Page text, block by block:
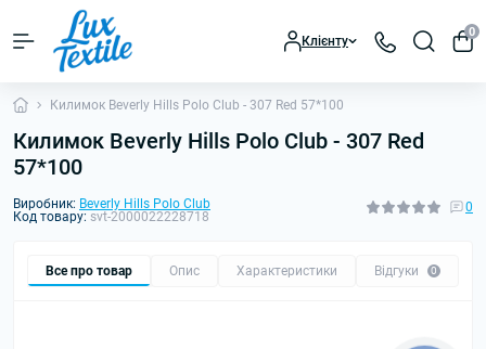
Клієнту
0
Килимок Beverly Hills Polo Club - 307 Red 57*100
Килимок Beverly Hills Polo Club - 307 Red
57*100
Виробник: Beverly Hills Polo Club
Код товару: svt-2000022228718
0
Все про товар Опис Характеристики Відгуки 0